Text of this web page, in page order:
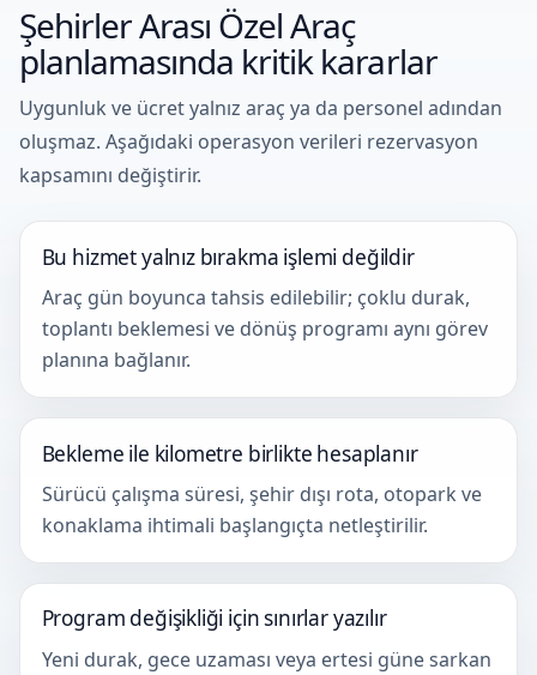
Şehirler Arası Özel Araç
planlamasında kritik kararlar
Uygunluk ve ücret yalnız araç ya da personel adından
oluşmaz. Aşağıdaki operasyon verileri rezervasyon
kapsamını değiştirir.
Bu hizmet yalnız bırakma işlemi değildir
Araç gün boyunca tahsis edilebilir; çoklu durak,
toplantı beklemesi ve dönüş programı aynı görev
planına bağlanır.
Bekleme ile kilometre birlikte hesaplanır
Sürücü çalışma süresi, şehir dışı rota, otopark ve
konaklama ihtimali başlangıçta netleştirilir.
Program değişikliği için sınırlar yazılır
Yeni durak, gece uzaması veya ertesi güne sarkan